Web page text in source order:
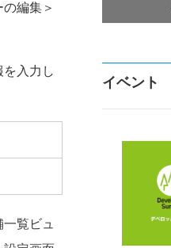
編集＞
入力し
覧ビュ
イベント